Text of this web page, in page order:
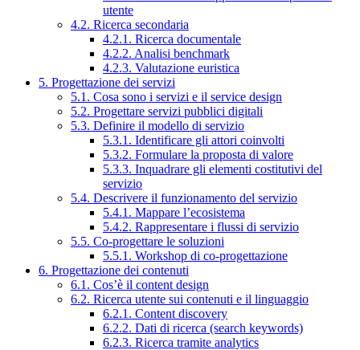
utente
4.2. Ricerca secondaria
4.2.1. Ricerca documentale
4.2.2. Analisi benchmark
4.2.3. Valutazione euristica
5. Progettazione dei servizi
5.1. Cosa sono i servizi e il service design
5.2. Progettare servizi pubblici digitali
5.3. Definire il modello di servizio
5.3.1. Identificare gli attori coinvolti
5.3.2. Formulare la proposta di valore
5.3.3. Inquadrare gli elementi costitutivi del
servizio
5.4. Descrivere il funzionamento del servizio
5.4.1. Mappare l’ecosistema
5.4.2. Rappresentare i flussi di servizio
5.5. Co-progettare le soluzioni
5.5.1. Workshop di co-progettazione
6. Progettazione dei contenuti
6.1. Cos’è il content design
6.2. Ricerca utente sui contenuti e il linguaggio
6.2.1. Content discovery
6.2.2. Dati di ricerca (search keywords)
6.2.3. Ricerca tramite analytics